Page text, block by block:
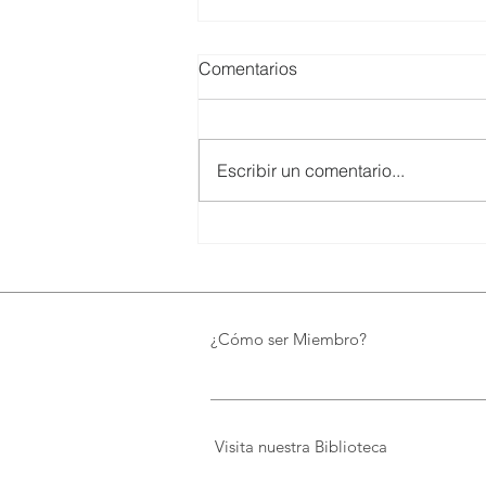
preserva el patrimonio y
Comentarios
Escribir un comentario...
¿Cómo ser Miembro?
Visita nuestra Biblioteca